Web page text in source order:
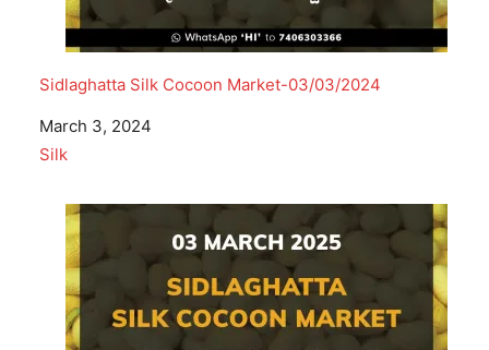
Sidlaghatta Silk Cocoon Market-03/03/2024
Date
March 3, 2024
In relation to
Silk